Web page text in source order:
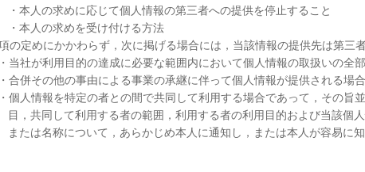
・本人の求めに応じて個人情報の第三者への提供を停止すること
・本人の求めを受け付ける方法
の定めにかかわらず，次に掲げる場合には，当該情報の提供先は第三
当社が利用目的の達成に必要な範囲内において個人情報の取扱いの全
合併その他の事由による事業の承継に伴って個人情報が提供される場合
個人情報を特定の者との間で共同して利用する場合であって，その旨
目，共同して利用する者の範囲，利用する者の利用目的および当該個
または名称について，あらかじめ本人に通知し，または本人が容易に